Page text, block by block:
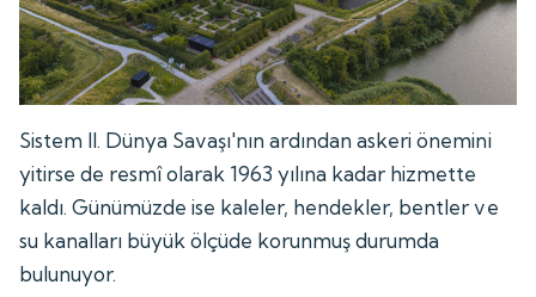
Sistem II. Dünya Savaşı'nın ardından askeri önemini
yitirse de resmî olarak 1963 yılına kadar hizmette
kaldı. Günümüzde ise kaleler, hendekler, bentler ve
su kanalları büyük ölçüde korunmuş durumda
bulunuyor.